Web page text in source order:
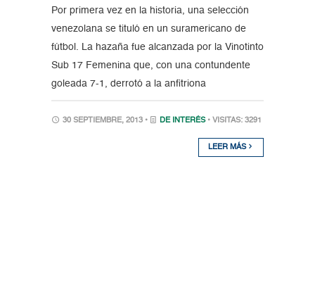
Por primera vez en la historia, una selección
venezolana se tituló en un suramericano de
fútbol. La hazaña fue alcanzada por la Vinotinto
Sub 17 Femenina que, con una contundente
goleada 7-1, derrotó a la anfitriona
30 SEPTIEMBRE, 2013 • DE INTERÉS • VISITAS: 3291
LEER MÁS